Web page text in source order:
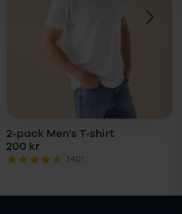
LÄGG I
VARUKORG
2-pack Men's T-shirt
200 kr
1401